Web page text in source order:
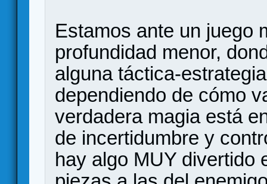
Estamos ante un juego
profundidad menor,
alguna táctica-
dependiendo de cómo
verdadera magia está
de incertidumbre y
hay algo MUY divertido